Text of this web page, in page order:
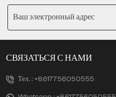
СВЯЗАТЬСЯ С НАМИ
Тел. : +8617756050555